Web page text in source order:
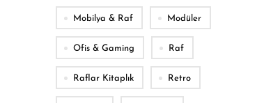
Mobilya & Raf Modüler
Ofis & Gaming Raf
Raflar Kitaplık Retro